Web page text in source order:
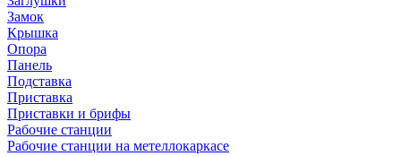
Замок
Крышка
Опора
Панель
Подставка
Приставка
Приставки и брифы
Рабочие станции
Рабочие станции на метеллокаркасе